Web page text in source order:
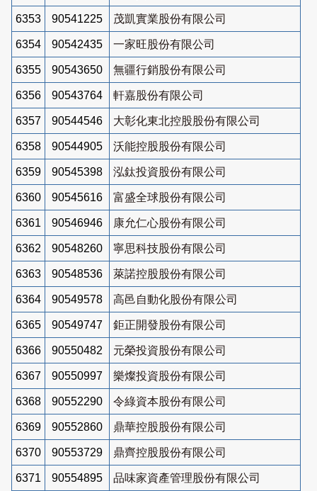
6353 90541225 茂凱實業股份有限公司
6354 90542435 一家旺股份有限公司
6355 90543650 無疆行銷股份有限公司
6356 90543764 軒嘉股份有限公司
6357 90544546 大彰化東北控股股份有限公司
6358 90544905 沃能控股股份有限公司
6359 90545398 泓鈦投資股份有限公司
6360 90545616 富盛全球股份有限公司
6361 90546946 康允仁心股份有限公司
6362 90548260 寧思科技股份有限公司
6363 90548536 萊諾控股股份有限公司
6364 90549578 高邑自動化股份有限公司
6365 90549747 鉅正開發股份有限公司
6366 90550482 元榮投資股份有限公司
6367 90550997 樂燦投資股份有限公司
6368 90552290 令綠資本股份有限公司
6369 90552860 鼎華控股股份有限公司
6370 90553729 鼎齊控股股份有限公司
6371 90554895 品味家資產管理股份有限公司